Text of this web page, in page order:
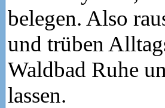
belegen. Also
und trüben
Waldbad Ruhe
lassen.